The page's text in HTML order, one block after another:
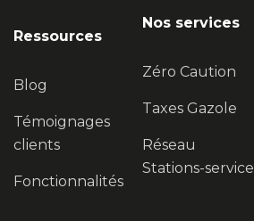
Ressources
Blog
Témoignages
clients
Fonctionnalités
Nos services
Zéro Caution
Taxes Gazole
Réseau
Stations-service